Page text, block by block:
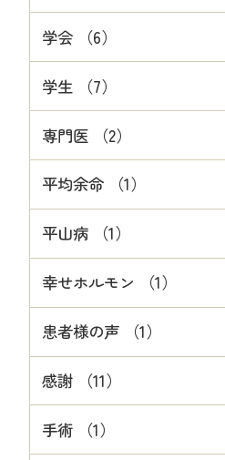
学会 （6）
学生 （7）
専門医 （2）
平均余命 （1）
平山病 （1）
幸せホルモン （1）
患者様の声 （1）
感謝 （11）
手術 （1）